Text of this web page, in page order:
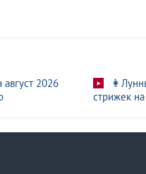
август 2026
стрижек